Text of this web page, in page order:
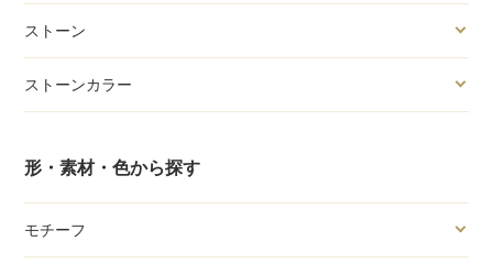
ストーン
ストーンカラー
形・素材・色から探す
モチーフ